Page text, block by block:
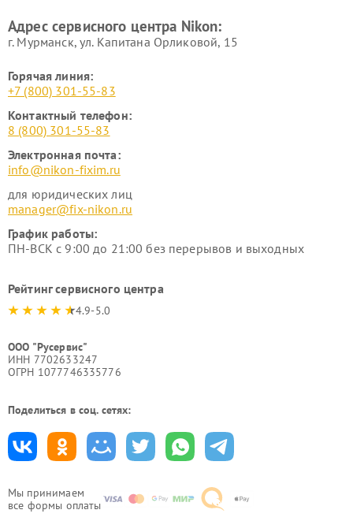
Мы принимаем
все формы оплаты
Адрес сервисного центра Nikon:
г. Мурманск, ул. Капитана Орликовой, 15
Горячая линия:
+7 (800) 301-55-83
Контактный телефон:
8 (800) 301-55-83
Электронная почта:
info@nikon-fixim.ru
для юридических лиц
manager@fix-nikon.ru
График работы:
ПН-ВСК с 9:00 до 21:00 без перерывов и выходных
Рейтинг сервисного центра
4.9-5.0
ООО "Русервис"
ИНН 7702633247
ОГРН 1077746335776
Поделиться в соц. сетях: